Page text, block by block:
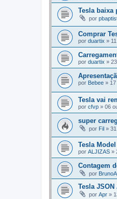
Tesla baixa
por
Comprar
por duartix »
por duartix »
por Bebee »
Tesla vai
por cfvp » 06
super
por Fil »
Tesla
por ALJIZAS »
Contagem
por
Tesla JSON
por Apr »